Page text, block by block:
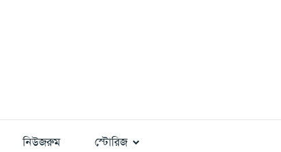
নিউজরুম স্টোরিজ